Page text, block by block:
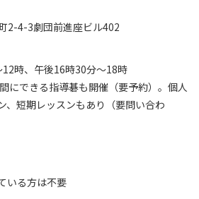
2-4-3劇団前進座ビル402
時、午後16時30分～18時
にできる指導碁も開催（要予約）。個人
、短期レッスンもあり（要問い合わ
いる方は不要